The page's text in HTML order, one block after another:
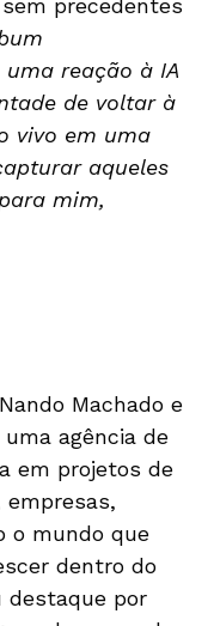
precedentes
reação à IA
de voltar à
vivo em uma
aqueles
mim,
Machado e
agência de
em projetos de
o mundo que
dentro do
destaque por